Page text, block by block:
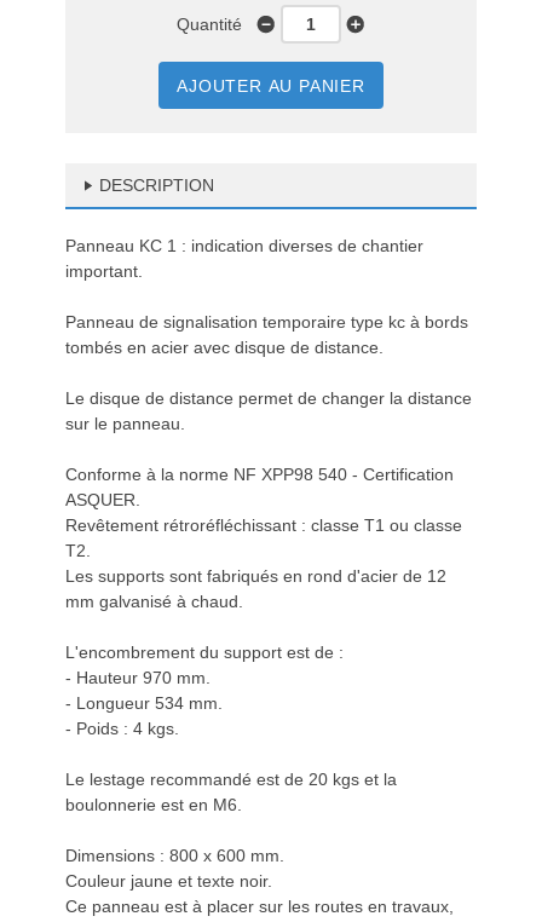
Quantité
AJOUTER AU PANIER
DESCRIPTION
Panneau KC 1 : indication diverses de chantier
important.
Panneau de signalisation temporaire type kc à bords
tombés en acier avec disque de distance.
Le disque de distance permet de changer la distance
sur le panneau.
Conforme à la norme NF XPP98 540 - Certification
ASQUER.
Revêtement rétroréfléchissant : classe T1 ou classe
T2.
Les supports sont fabriqués en rond d'acier de 12
mm galvanisé à chaud.
L'encombrement du support est de :
- Hauteur 970 mm.
- Longueur 534 mm.
- Poids : 4 kgs.
Le lestage recommandé est de 20 kgs et la
boulonnerie est en M6.
Dimensions : 800 x 600 mm.
Couleur jaune et texte noir.
Ce panneau est à placer sur les routes en travaux,